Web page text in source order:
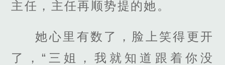
主任，主任再顺势提的她。
她心里有数了，脸上笑得更开
了，“三姐，我就知道跟着你没